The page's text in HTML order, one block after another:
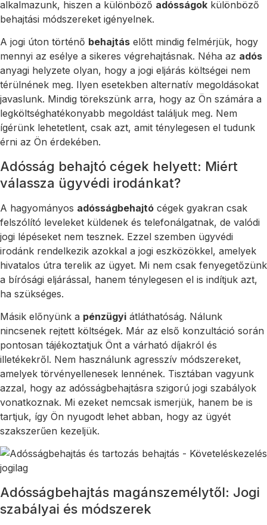
alkalmazunk, hiszen a különböző adósságok különböző
behajtási módszereket igényelnek.
A jogi úton történő behajtás előtt mindig felmérjük, hogy
mennyi az esélye a sikeres végrehajtásnak. Néha az adós
anyagi helyzete olyan, hogy a jogi eljárás költségei nem
térülnének meg. Ilyen esetekben alternatív megoldásokat
javaslunk. Mindig törekszünk arra, hogy az Ön számára a
legköltséghatékonyabb megoldást találjuk meg. Nem
ígérünk lehetetlent, csak azt, amit ténylegesen el tudunk
érni az Ön érdekében.
Adósság behajtó cégek helyett: Miért
válassza ügyvédi irodánkat?
A hagyományos adósságbehajtó cégek gyakran csak
felszólító leveleket küldenek és telefonálgatnak, de valódi
jogi lépéseket nem tesznek. Ezzel szemben ügyvédi
irodánk rendelkezik azokkal a jogi eszközökkel, amelyek
hivatalos útra terelik az ügyet. Mi nem csak fenyegetőzünk
a bírósági eljárással, hanem ténylegesen el is indítjuk azt,
ha szükséges.
Másik előnyünk a pénzügyi átláthatóság. Nálunk
nincsenek rejtett költségek. Már az első konzultáció során
pontosan tájékoztatjuk Önt a várható díjakról és
illetékekről. Nem használunk agresszív módszereket,
amelyek törvényellenesek lennének. Tisztában vagyunk
azzal, hogy az adósságbehajtásra szigorú jogi szabályok
vonatkoznak. Mi ezeket nemcsak ismerjük, hanem be is
tartjuk, így Ön nyugodt lehet abban, hogy az ügyét
szakszerűen kezeljük.
Adósságbehajtás magánszemélytől: Jogi
szabályai és módszerek